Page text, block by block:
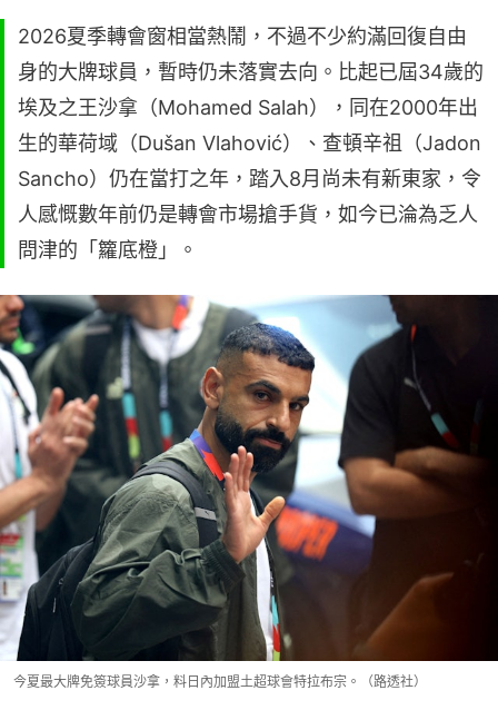
2026夏季轉會窗相當熱鬧，不過不少約滿回復自由
身的大牌球員，暫時仍未落實去向。比起已屆34歲的
埃及之王沙拿（Mohamed Salah），同在2000年出
生的華荷域（Dušan Vlahović）、查頓辛祖（Jadon
Sancho）仍在當打之年，踏入8月尚未有新東家，令
人感慨數年前仍是轉會市場搶手貨，如今已淪為乏人
問津的「籮底橙」。
今夏最大牌免簽球員沙拿，料日內加盟土超球會特拉布宗。（路透社）